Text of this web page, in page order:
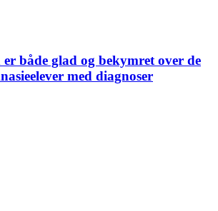
er både glad og bekymret over de
med diagnoser